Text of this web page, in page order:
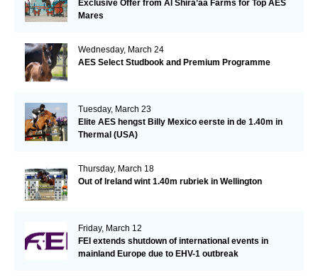
Exclusive Offer from Al Shira’aa Farms for Top AES
Mares
Wednesday, March 24
AES Select Studbook and Premium Programme
Tuesday, March 23
Elite AES hengst Billy Mexico eerste in de 1.40m in
Thermal (USA)
Thursday, March 18
Out of Ireland wint 1.40m rubriek in Wellington
Friday, March 12
FEI extends shutdown of international events in
mainland Europe due to EHV-1 outbreak